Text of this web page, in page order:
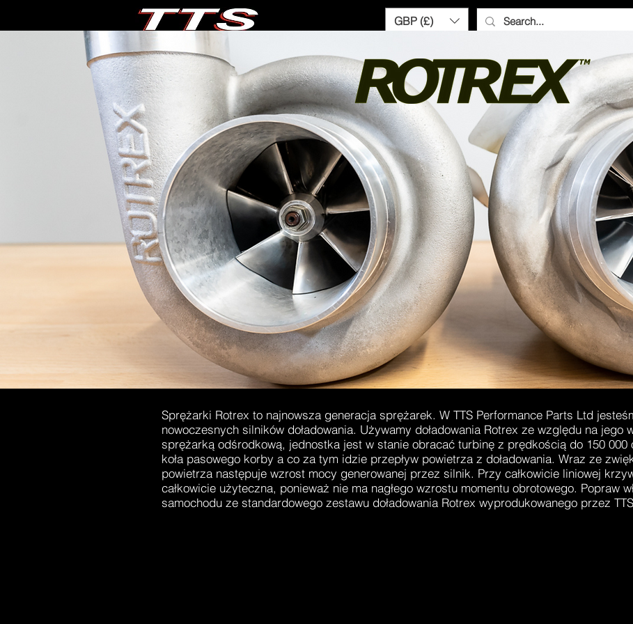
GBP (£)
Need help? Call us:+44 (0)1327 858212
DOM New Link SPRZEDAM OGNIOWĄ OSTRZE ROTREX SHOP TURBO SMART
Sprężarki Rotrex to najnowsza generacja sprężarek. W TTS Performance Parts Ltd
nowoczesnych silników doładowania. Używamy doładowania Rotrex ze względu na jego
sprężarką odśrodkową, jednostka jest w stanie obracać turbinę z prędkością do 150 000
koła pasowego korby a co za tym idzie przepływ powietrza z doładowania. Wraz ze
powietrza następuje wzrost mocy generowanej przez silnik. Przy całkowicie liniowej
całkowicie użyteczna, ponieważ nie ma nagłego wzrostu momentu obrotowego. Popraw
samochodu ze standardowego zestawu doładowania Rotrex wyprodukowanego przez